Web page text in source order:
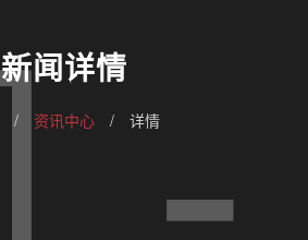
新闻详情
/ 资讯中心 / 详情